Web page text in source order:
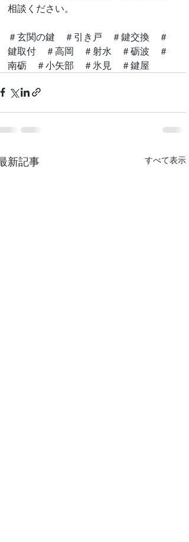
相談ください。
＃玄関の鍵　＃引き戸　＃鍵交換　＃
鍵取付　＃高岡　＃射水　＃砺波　＃
南砺　＃小矢部　＃氷見　＃鍵屋
新記事 すべて表示